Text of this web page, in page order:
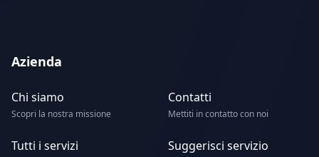
Azienda
Chi siamo
Scopri la nostra missione
Contatti
Mettiti in contatto con noi
Tutti i servizi Suggerisci servizio